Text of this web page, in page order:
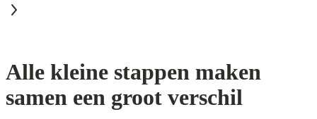
Alle kleine stappen maken
samen een groot verschil